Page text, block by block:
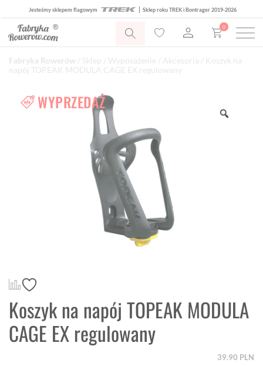
Jesteśmy sklepem flagowym Sklep roku TREK i Bontrager 2019-2026
0
Fabryka Rowerów Sklep Wyposażenie Akcesoria / Koszyk na
napój TOPEAK MODULA CAGE EX regulowany
WYPRZEDAŻ
Koszyk na napój TOPEAK MODULA
CAGE EX regulowany
39.90 PLN